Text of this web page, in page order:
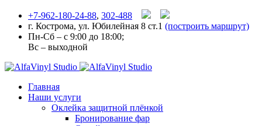
+7-962-180-24-88, 302-488
г. Кострома, ул. Юбилейная 8 ст.1 (построить маршрут)
Пн-Сб – с 9:00 до 18:00;
Вс – выходной
Главная
Наши услуги
Оклейка защитной плёнкой
Бронирование фар